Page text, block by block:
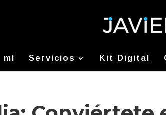
mí Servicios Kit Digital